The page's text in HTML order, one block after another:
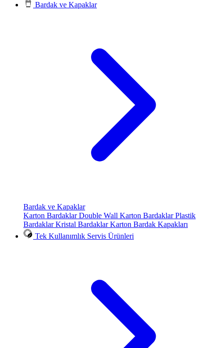
Bardak ve Kapaklar
Bardak ve Kapaklar
Karton BardaklarDouble Wall Karton BardaklarPlastik
BardaklarKristal BardaklarKarton Bardak Kapakları
Tek Kullanımlık Servis Ürünleri